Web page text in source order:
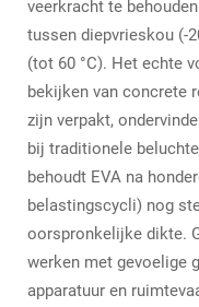
veerkracht te
tussen diepvrieskou (-
(tot 60 °C). Het echte
bekijken van concrete
zijn verpakt,
bij traditionele
behoudt EVA na
belastingscycli) nog
oorspronkelijke dikte.
werken met gevoelige
apparatuur en